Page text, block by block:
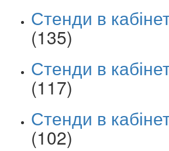
Стенди в кабінет
(135)
Стенди в
(117)
Стенди в
(102)